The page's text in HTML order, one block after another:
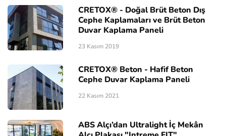
CRETOX® - Doğal Brüt Beton Dış
Cephe Kaplamaları ve Brüt Beton
Duvar Kaplama Paneli
23 Kasım 2019
CRETOX® Beton - Hafif Beton
Cephe Duvar Kaplama Paneli
22 Kasım 2021
ABS Alçı’dan Ultralight İç Mekân